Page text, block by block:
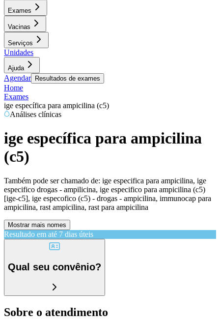
Exames
Vacinas
Serviços
Unidades
Ajuda
Agendar Resultados de exames
Home
Exames
ige específica para ampicilina (c5)
Análises clínicas
ige específica para ampicilina
(c5)
Também pode ser chamado de: ige especifica para ampicilina, ige
especifico drogas - ampilicina, ige especifico para ampicilina (c5)
[ige-c5], ige especofico (c5) - drogas - ampicilina, immunocap para
ampicilina, rast ampicilina, rast para ampicilina
Mostrar mais nomes
Resultado em até 7 dias úteis
Qual seu convênio?
Sobre o atendimento